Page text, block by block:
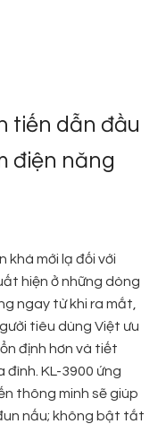
tiến dẫn đầu
điện năng
khá mới lạ đối với
hiện ở những dòng
ngay từ khi ra mắt,
tiêu dùng Việt ưu
định hơn và tiết
đình. KL-3900 ứng
thông minh sẽ giúp
nấu; không bật tắt